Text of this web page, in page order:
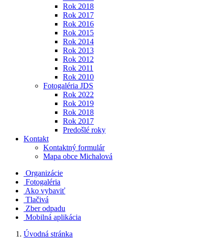
Rok 2018
Rok 2017
Rok 2016
Rok 2015
Rok 2014
Rok 2013
Rok 2012
Rok 2011
Rok 2010
Fotogaléria JDS
Rok 2022
Rok 2019
Rok 2018
Rok 2017
Predošlé roky
Kontakt
Kontaktný formulár
Mapa obce Michalová
Organizácie
Fotogaléria
Ako vybaviť
Tlačivá
Zber odpadu
Mobilná aplikácia
Úvodná stránka